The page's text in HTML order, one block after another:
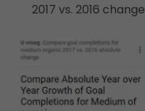
2017 vs. 2016 change